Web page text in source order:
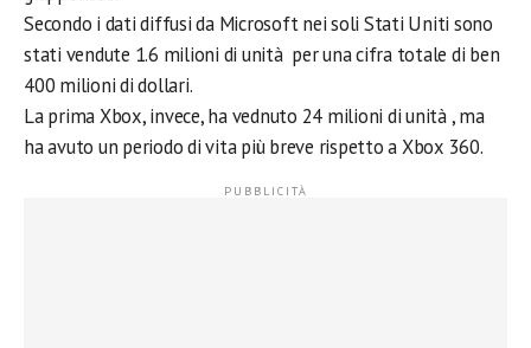
Secondo i dati diffusi da Microsoft nei soli Stati Uniti sono
stati vendute 1.6 milioni di unità per una cifra totale di ben
400 milioni di dollari.
La prima Xbox, invece, ha vednuto 24 milioni di unità , ma
ha avuto un periodo di vita più breve rispetto a Xbox 360.